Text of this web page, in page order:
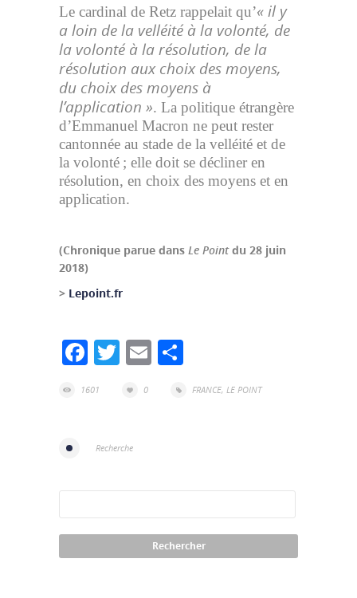
Le cardinal de Retz rappelait qu’« il y
a loin de la velléité à la volonté, de
la volonté à la résolution, de la
résolution aux choix des moyens,
du choix des moyens à
l’application ». La politique étrangère
d’Emmanuel Macron ne peut rester
cantonnée au stade de la velléité et de
la volonté ; elle doit se décliner en
résolution, en choix des moyens et en
application.
(Chronique parue dans Le Pointdu 28 juin
2018)
> Lepoint.fr
Facebook
TwitterEmail
1601 0 FRANCE, LE POINT
Recherche